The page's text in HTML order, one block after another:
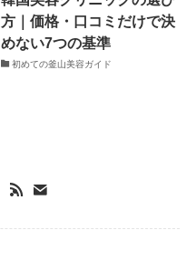
方｜価格・口コミだけで決
めない7つの基準
初めての釜山美容ガイド